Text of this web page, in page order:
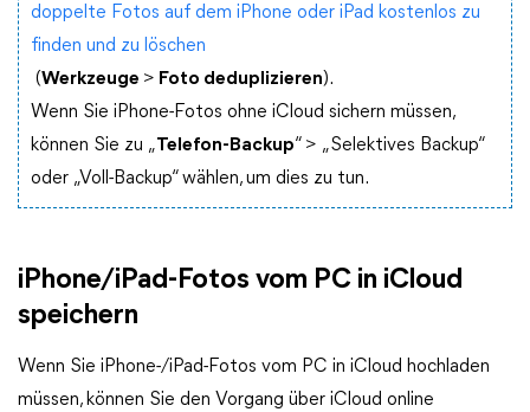
doppelte Fotos auf dem iPhone oder iPad kostenlos zu
finden und zu löschen
(Werkzeuge > Foto deduplizieren).
Wenn Sie iPhone-Fotos ohne iCloud sichern müssen,
können Sie zu „Telefon-Backup“ > „Selektives Backup“
oder „Voll-Backup“ wählen, um dies zu tun.
iPhone/iPad-Fotos vom PC in iCloud
speichern
Wenn Sie iPhone-/iPad-Fotos vom PC in iCloud hochladen
müssen, können Sie den Vorgang über iCloud online